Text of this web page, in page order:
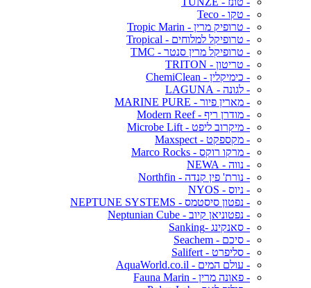
- טקו - Teco
- טרופיק מרין - Tropic Marin
- טרופיקל למלוחים - Tropical
- טרופיקל מרין סנטר - TMC
- טריטון - TRITON
- כימיקלין - ChemiClean
- לגונה - LAGUNA
- מארין פיור - MARINE PURE
- מודרן ריף - Modern Reef
- מיקרוב ליפט - Microbe Lift
- מקספקט - Maxspect
- מרקו רוקס - Marco Rocks
- נווה - NEWA
- נורת' פין קנדה - Northfin
- ניוס - NYOS
- נפטון סיסטמס - NEPTUNE SYSTEMS
- נפטוניאן קיוב - Neptunian Cube
- סאנקינג -Sanking
- סיכם - Seachem
- סליפרט - Salifert
- עולם המים - AquaWorld.co.il
- פאונה מרין - Fauna Marin